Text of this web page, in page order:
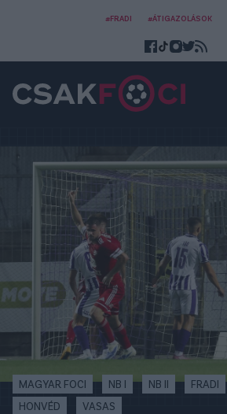
#FRADI #ÁTIGAZOLÁSOK
MAGYAR FOCI NB I NB II FRADI
HONVÉD
VASAS